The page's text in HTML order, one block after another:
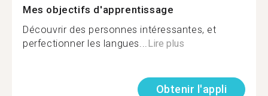
Mes objectifs d'apprentissage
Découvrir des personnes intéressantes, et
perfectionner les langues...Lire plus
Obtenir l'appli